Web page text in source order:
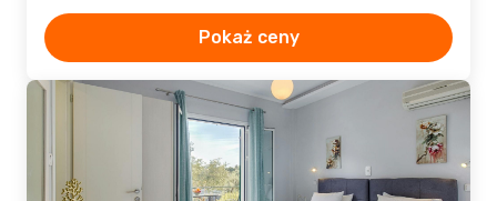
Pokaż ceny